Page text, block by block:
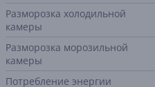
Разморозка холодильной
камеры
Разморозка морозильной
камеры
Потребление энергии